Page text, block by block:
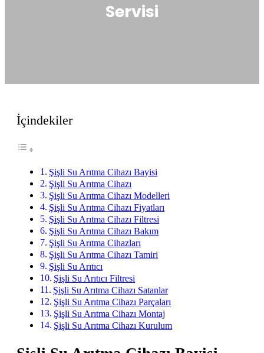
Servisi
İçindekiler
Şişli Su Arıtma Cihazı Bayisi
Şişli Su Arıtma Cihazı
Şişli Su Arıtma Cihazı Modelleri
Şişli Su Arıtma Cihazı Fiyatları
Şişli Su Arıtma Cihazı Filtresi
Şişli Su Arıtma Cihazı Bakım
Şişli Su Arıtma Cihazları
Şişli Su Arıtma Cihazı Tamiri
Şişli Su Arıtıcı
Şişli Su Arıtıcı Filtresi
Şişli Su Arıtma Cihazı Satanlar
Şişli Su Arıtma Cihazı Parçaları
Şişli Su Arıtma Cihazı Montaj
Şişli Su Arıtma Cihazı Kurulum